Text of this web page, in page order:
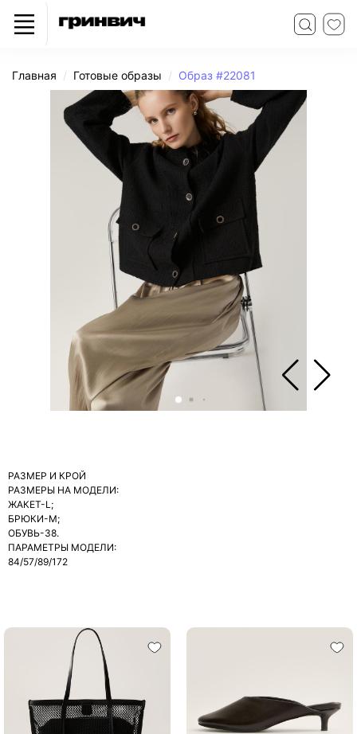
Главная Готовые образы Образ #22081
РАЗМЕР И КРОЙ
РАЗМЕРЫ НА МОДЕЛИ:
ЖАКЕТ-L;
БРЮКИ-М;
ОБУВЬ-38.
ПАРАМЕТРЫ МОДЕЛИ:
84/57/89/172